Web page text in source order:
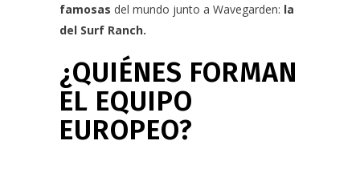
famosas del mundo junto a Wavegarden: la
del Surf Ranch.
¿QUIÉNES FORMAN
EL EQUIPO
EUROPEO?